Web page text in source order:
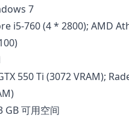
7
i5-760 (4 * 2800); AMD
550 Ti (3072 VRAM);
GB 可用空间